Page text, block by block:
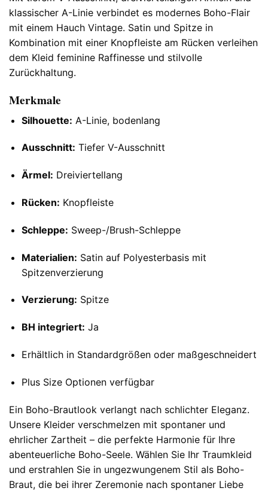
klassischer A-Linie verbindet es modernes Boho-Flair
mit einem Hauch Vintage. Satin und Spitze in
Kombination mit einer Knopfleiste am Rücken verleihen
dem Kleid feminine Raffinesse und stilvolle
Zurückhaltung.
Merkmale
Silhouette: A-Linie, bodenlang
Ausschnitt: Tiefer V-Ausschnitt
Ärmel: Dreiviertellang
Rücken: Knopfleiste
Schleppe: Sweep-/Brush-Schleppe
Materialien: Satin auf Polyesterbasis mit
Spitzenverzierung
Verzierung: Spitze
BH integriert: Ja
Erhältlich in Standardgrößen oder maßgeschneidert
Plus Size Optionen verfügbar
Ein Boho-Brautlook verlangt nach schlichter Eleganz.
Unsere Kleider verschmelzen mit spontaner und
ehrlicher Zartheit – die perfekte Harmonie für Ihre
abenteuerliche Boho-Seele. Wählen Sie Ihr Traumkleid
und erstrahlen Sie in ungezwungenem Stil als Boho-
Braut, die bei ihrer Zeremonie nach spontaner Liebe